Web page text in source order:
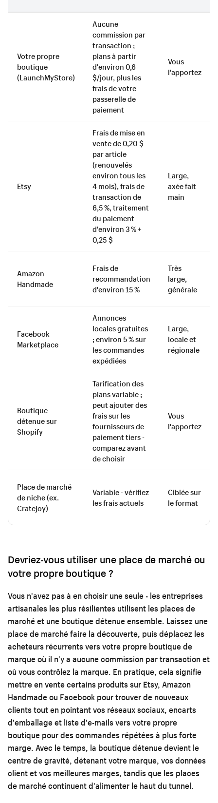
Votre propre
boutique
(LaunchMyStore)
Aucune
commission par
transaction ;
plans à partir
d'environ 0,6
$/jour, plus les
frais de votre
passerelle de
paiement
Vous
l'apportez
Etsy
Frais de mise en
vente de 0,20 $
par article
(renouvelés
environ tous les
4 mois), frais de
transaction de
6,5 %, traitement
du paiement
d'environ 3 % +
0,25 $
Large,
axée fait
main
Amazon
Handmade
Frais de
recommandation
d'environ 15 %
Très
large,
générale
Facebook
Marketplace
Annonces
locales gratuites
; environ 5 % sur
les commandes
expédiées
Large,
locale et
régionale
Boutique
détenue sur
Shopify
Tarification des
plans variable ;
peut ajouter des
frais sur les
fournisseurs de
paiement tiers -
comparez avant
de choisir
Vous
l'apportez
Place de marché
de niche (ex.
Cratejoy)
Variable - vérifiez
les frais actuels
Ciblée sur
le format
Devriez-vous utiliser une place de marché ou
votre propre boutique ?
Vous n'avez pas à en choisir une seule - les entreprises
artisanales les plus résilientes utilisent les places de
marché et une boutique détenue ensemble. Laissez une
place de marché faire la découverte, puis déplacez les
acheteurs récurrents vers votre propre boutique de
marque où il n'y a aucune commission par transaction et
où vous contrôlez la marque. En pratique, cela signifie
mettre en vente certains produits sur Etsy, Amazon
Handmade ou Facebook pour trouver de nouveaux
clients tout en pointant vos réseaux sociaux, encarts
d'emballage et liste d'e-mails vers votre propre
boutique pour des commandes répétées à plus forte
marge. Avec le temps, la boutique détenue devient le
centre de gravité, détenant votre marque, vos données
client et vos meilleures marges, tandis que les places
de marché continuent d'alimenter le haut du tunnel.